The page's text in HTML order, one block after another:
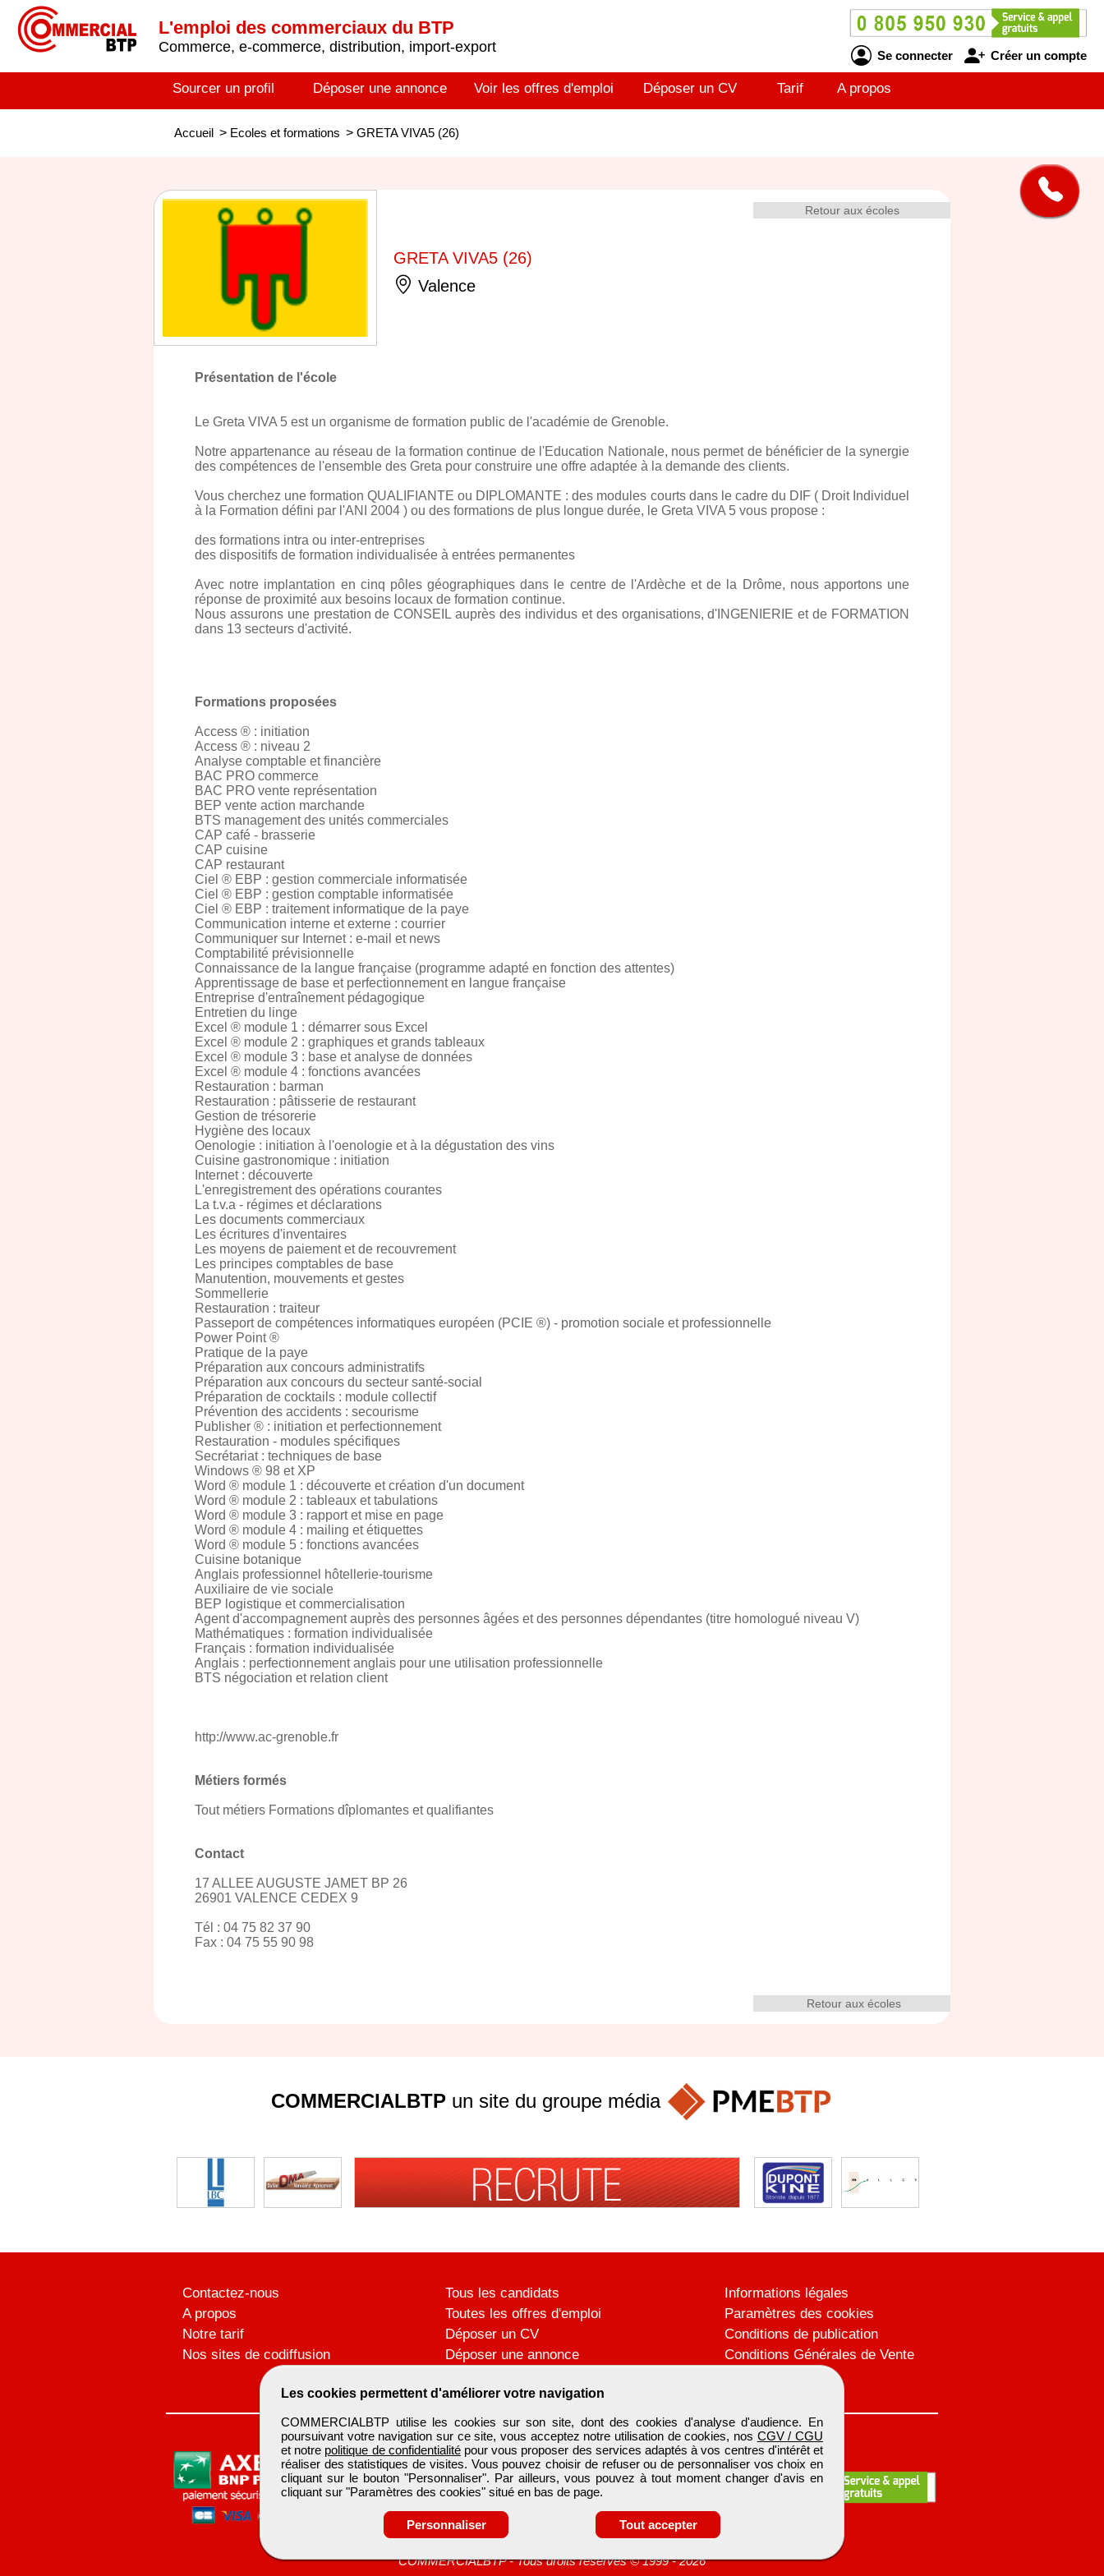
L'emploi des commerciaux du BTP
Commerce, e-commerce, distribution, import-export
Se connecter Créer un compte
Sourcer un profil Déposer une annonce Voir les offres d'emploi Déposer un CV Tarif A propos
Accueil > Ecoles et formations > GRETA VIVA5 (26)
Retour aux écoles
GRETA VIVA5 (26)
Valence
Présentation de l'école
Le Greta VIVA 5 est un organisme de formation public de l'académie de Grenoble.
Notre appartenance au réseau de la formation continue de l'Education Nationale, nous permet de bénéficier de la synergie
des compétences de l'ensemble des Greta pour construire une offre adaptée à la demande des clients.
Vous cherchez une formation QUALIFIANTE ou DIPLOMANTE : des modules courts dans le cadre du DIF ( Droit Individuel
à la Formation défini par l'ANI 2004 ) ou des formations de plus longue durée, le Greta VIVA 5 vous propose :
des formations intra ou inter-entreprises
des dispositifs de formation individualisée à entrées permanentes
Avec notre implantation en cinq pôles géographiques dans le centre de l'Ardèche et de la Drôme, nous apportons une
réponse de proximité aux besoins locaux de formation continue.
Nous assurons une prestation de CONSEIL auprès des individus et des organisations, d'INGENIERIE et de FORMATION
dans 13 secteurs d'activité.
Formations proposées
Access ® : initiation
Access ® : niveau 2
Analyse comptable et financière
BAC PRO commerce
BAC PRO vente représentation
BEP vente action marchande
BTS management des unités commerciales
CAP café - brasserie
CAP cuisine
CAP restaurant
Ciel ® EBP : gestion commerciale informatisée
Ciel ® EBP : gestion comptable informatisée
Ciel ® EBP : traitement informatique de la paye
Communication interne et externe : courrier
Communiquer sur Internet : e-mail et news
Comptabilité prévisionnelle
Connaissance de la langue française (programme adapté en fonction des attentes)
Apprentissage de base et perfectionnement en langue française
Entreprise d'entraînement pédagogique
Entretien du linge
Excel ® module 1 : démarrer sous Excel
Excel ® module 2 : graphiques et grands tableaux
Excel ® module 3 : base et analyse de données
Excel ® module 4 : fonctions avancées
Restauration : barman
Restauration : pâtisserie de restaurant
Gestion de trésorerie
Hygiène des locaux
Oenologie : initiation à l'oenologie et à la dégustation des vins
Cuisine gastronomique : initiation
Internet : découverte
L'enregistrement des opérations courantes
La t.v.a - régimes et déclarations
Les documents commerciaux
Les écritures d'inventaires
Les moyens de paiement et de recouvrement
Les principes comptables de base
Manutention, mouvements et gestes
Sommellerie
Restauration : traiteur
Passeport de compétences informatiques européen (PCIE ®) - promotion sociale et professionnelle
Power Point ®
Pratique de la paye
Préparation aux concours administratifs
Préparation aux concours du secteur santé-social
Préparation de cocktails : module collectif
Prévention des accidents : secourisme
Publisher ® : initiation et perfectionnement
Restauration - modules spécifiques
Secrétariat : techniques de base
Windows ® 98 et XP
Word ® module 1 : découverte et création d'un document
Word ® module 2 : tableaux et tabulations
Word ® module 3 : rapport et mise en page
Word ® module 4 : mailing et étiquettes
Word ® module 5 : fonctions avancées
Cuisine botanique
Anglais professionnel hôtellerie-tourisme
Auxiliaire de vie sociale
BEP logistique et commercialisation
Agent d'accompagnement auprès des personnes âgées et des personnes dépendantes (titre homologué niveau V)
Mathématiques : formation individualisée
Français : formation individualisée
Anglais : perfectionnement anglais pour une utilisation professionnelle
BTS négociation et relation client
http://www.ac-grenoble.fr
Métiers formés
Tout métiers Formations dîplomantes et qualifiantes
Contact
17 ALLEE AUGUSTE JAMET BP 26
26901 VALENCE CEDEX 9
Tél : 04 75 82 37 90
Fax : 04 75 55 90 98
Retour aux écoles
Les cookies permettent d'améliorer votre navigation
COMMERCIALBTP utilise les cookies sur son site, dont des cookies d'analyse d'audience. En
poursuivant votre navigation sur ce site, vous acceptez notre utilisation de cookies, nos CGV / CGU
et notre politique de confidentialitépour vous proposer des services adaptés à vos centres d'intérêt et
réaliser des statistiques de visites. Vous pouvez choisir de refuser ou de personnaliser vos choix en
cliquant sur le bouton "Personnaliser". Par ailleurs, vous pouvez à tout moment changer d'avis en
cliquant sur "Paramètres des cookies" situé en bas de page.
Personnaliser Tout accepter
COMMERCIALBTP un site du groupe média
Contactez-nous
A propos
Notre tarif
Nos sites de codiffusion
Tous les candidats
Toutes les offres d'emploi
Déposer un CV
Déposer une annonce
Informations légales
Paramètres des cookies
Conditions de publication
Conditions Générales de Vente
COMMERCIALBTP -Tous droits réservés © 1999 - 2026